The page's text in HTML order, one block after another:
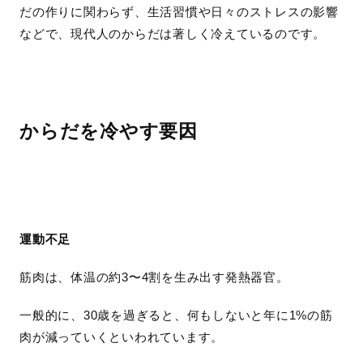
だの作りに関わらず、生活習慣や日々のストレスの影響
などで、現代人のからだは著しく冷えているのです。
からだを冷やす要因
運動不足
筋肉は、体温の約3〜4割を生み出す発熱器官。
一般的に、30歳を過ぎると、何もしないと年に1%の筋
肉が減っていくといわれています。